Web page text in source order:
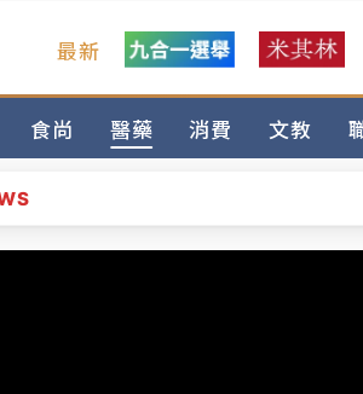
最新
食尚 醫藥 消費 文教
三周才推「E宿新北打卡趣」！抽獎
善基金會想增加董事人數！辜仲諒向法
龍藏經》特展第2檔！今線上預約開